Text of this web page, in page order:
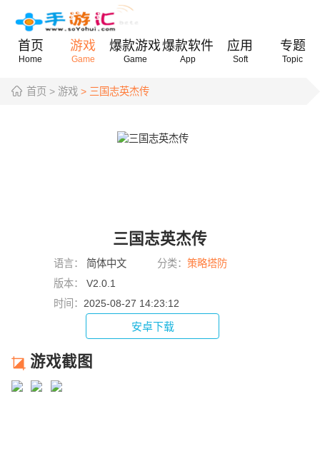
首页
Home
游戏
Game
爆款游戏
Game
爆款软件
App
应用
Soft
专题
Topic
首页 > 游戏 > 三国志英杰传
三国志英杰传
语言： 简体中文 分类： 策略塔防
版本：
V2.0.1
时间： 2025-08-27 14:23:12
安卓下载
游戏截图